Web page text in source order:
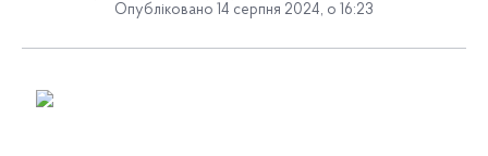
Опубліковано 14 серпня 2024, о 16:23